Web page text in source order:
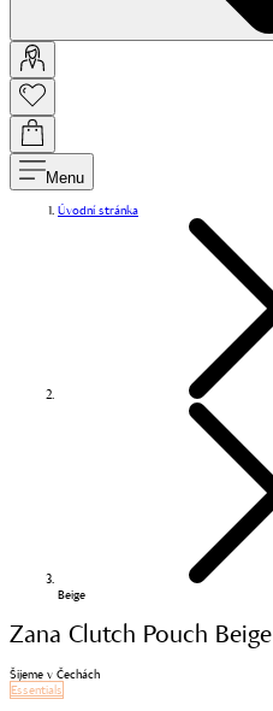
Menu
Úvodní stránka
Beige
Zana Clutch Pouch Beige
Šijeme v Čechách
Essentials